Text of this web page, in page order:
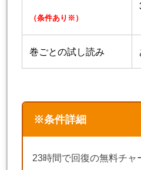
（条件あり※）
巻ごとの試し読み
※条件詳細
23時間で回復の無料チャ